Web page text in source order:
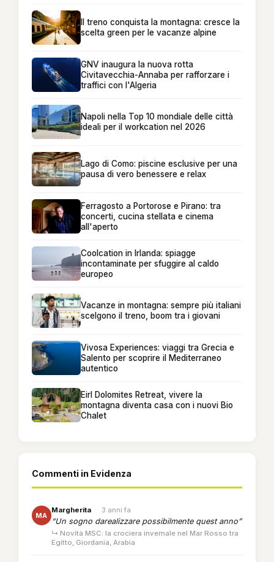
Il treno conquista la montagna: cresce la
scelta green per le vacanze alpine
GNV inaugura la nuova rotta
Civitavecchia-Annaba per rafforzare i
traffici con l'Algeria
Napoli nella Top 10 mondiale delle città
ideali per il workcation nel 2026
Lago di Como: piscine esclusive per una
pausa di vero benessere e relax
Ferragosto a Portorose e Pirano: tra
concerti, cucina stellata e cinema
all'aperto
Coolcation in Irlanda: spiagge
incontaminate per sfuggire al caldo
europeo
Vacanze in montagna: sempre più italiani
scelgono il treno, boom tra i giovani
Vivosa Experiences: viaggi tra Grecia e
Salento per scoprire il Mediterraneo
autentico
Eirl Dolomites Retreat, vivere la
montagna diventa casa con i nuovi Bio
Chalet
Commenti in Evidenza
MA
Margherita · 3 anni fa
“Un sogno darealizzare possibilmente quest anno”
↳ Novità MSC: la crociera invernale nel Mar Rosso tra
Egitto, Giordania, Arabia